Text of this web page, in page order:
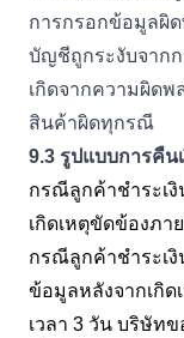
การกรอกข้อมูลผิ
บัญชีถูกระงับจาก
เกิดจากความผิดพ
สินค้าผิดทุกรณี
9.3 รูปแบบการคืน
กรณีลูกค้าชำระเ
เกิดเหตุขัดข้องภา
กรณีลูกค้าชำระเงิ
ข้อมูลหลังจากเกิด
เวลา 3 วัน บริษัทข